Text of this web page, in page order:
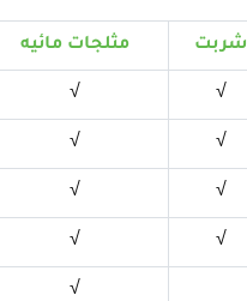
شربت مثلجات مائيه
√
√
√
√
√
√
√
√
√